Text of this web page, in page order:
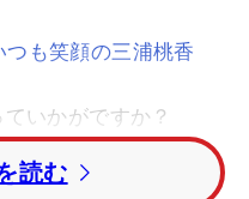
つも笑顔の三浦桃香
いかがですか？
ね。特に時間の使い
読む